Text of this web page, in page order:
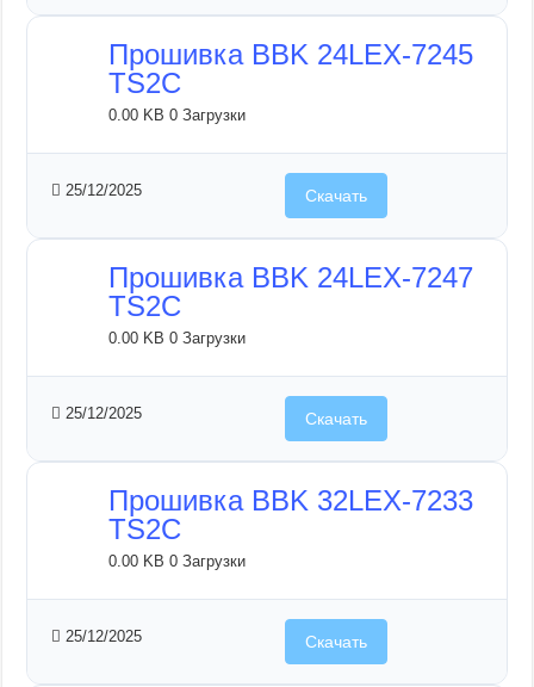
Прошивка BBK 24LEX-7245
TS2C
0.00 KB0 Загрузки
25/12/2025 Скачать
Прошивка BBK 24LEX-7247
TS2C
0.00 KB0 Загрузки
25/12/2025 Скачать
Прошивка BBK 32LEX-7233
TS2C
0.00 KB0 Загрузки
25/12/2025 Скачать